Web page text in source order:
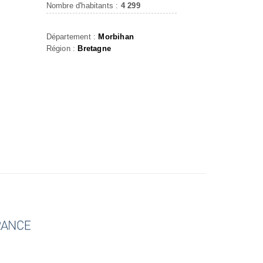
Nombre d'habitants : 4 299
Département : Morbihan
Région : Bretagne